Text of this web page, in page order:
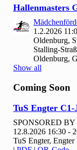
Hallenmasters
1.2.2026
Oldenburg,
Stalling-
Oldenburg,
Show all
Coming Soon
TuS Engter C
SPONSORED BY
12.8.2026 16:30 -
TuS Engter,